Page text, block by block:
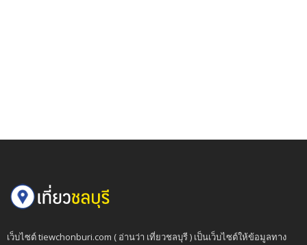
เว็บไซต์ tiewchonburi.com ( อ่านว่า เที่ยวชลบุรี ) เป็นเว็บไซต์ให้ข้อมูลทาง